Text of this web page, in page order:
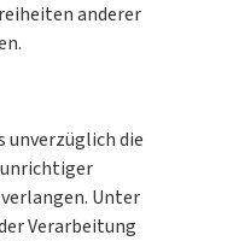
anderer
unverzüglich die
Unter
Verarbeitung